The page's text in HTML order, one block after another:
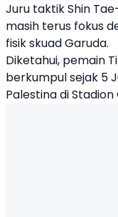
Juru taktik Shin
masih terus fokus
fisik skuad Garuda.
Diketahui, pemain
berkumpul sejak 5
Palestina di